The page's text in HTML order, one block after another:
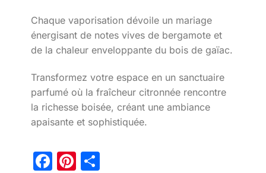
Chaque vaporisation dévoile un mariage
énergisant de notes vives de bergamote et
de la chaleur enveloppante du bois de gaïac.
Transformez votre espace en un sanctuaire
parfumé où la fraîcheur citronnée rencontre
la richesse boisée, créant une ambiance
apaisante et sophistiquée.
Facebook
Pinterest
Partager